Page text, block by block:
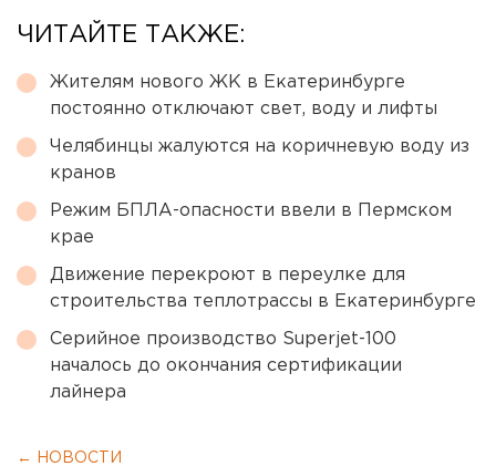
ЧИТАЙТЕ ТАКЖЕ:
Жителям нового ЖК в Екатеринбурге
постоянно отключают свет, воду и лифты
Челябинцы жалуются на коричневую воду из
кранов
Режим БПЛА-опасности ввели в Пермском
крае
Движение перекроют в переулке для
строительства теплотрассы в Екатеринбурге
Серийное производство Superjet-100
началось до окончания сертификации
лайнера
← НОВОСТИ